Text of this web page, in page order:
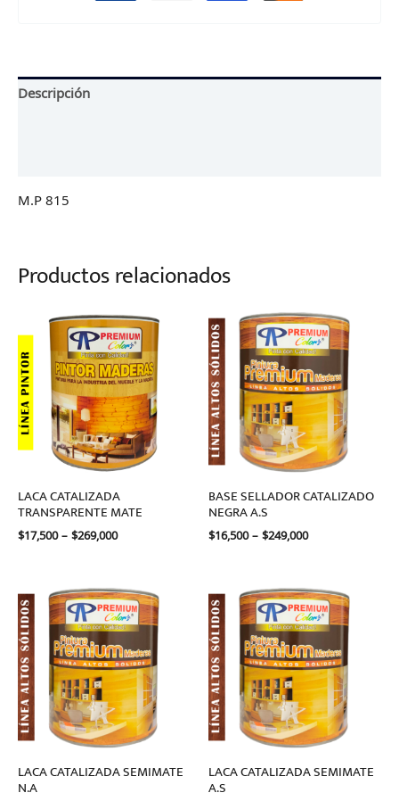
Descripción
M.P 815
Productos relacionados
LACA CATALIZADA
TRANSPARENTE MATE
$17,500 – $269,000
Price
range:
$17,500
through
$269,000
BASE SELLADOR CATALIZADO
NEGRA A.S
$16,500 – $249,000
Price
range:
$16,500
through
$249,000
LACA CATALIZADA SEMIMATE
N.A
Price
range:
$17,900
through
$269,000
LACA CATALIZADA SEMIMATE
A.S
Price
range:
$17,500
through
$263,500